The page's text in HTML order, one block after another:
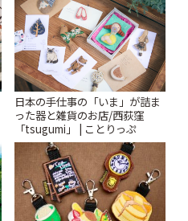
日本の手仕事の「いま」が詰ま
った器と雑貨のお店/西荻窪
「tsugumi」 | ことりっぷ